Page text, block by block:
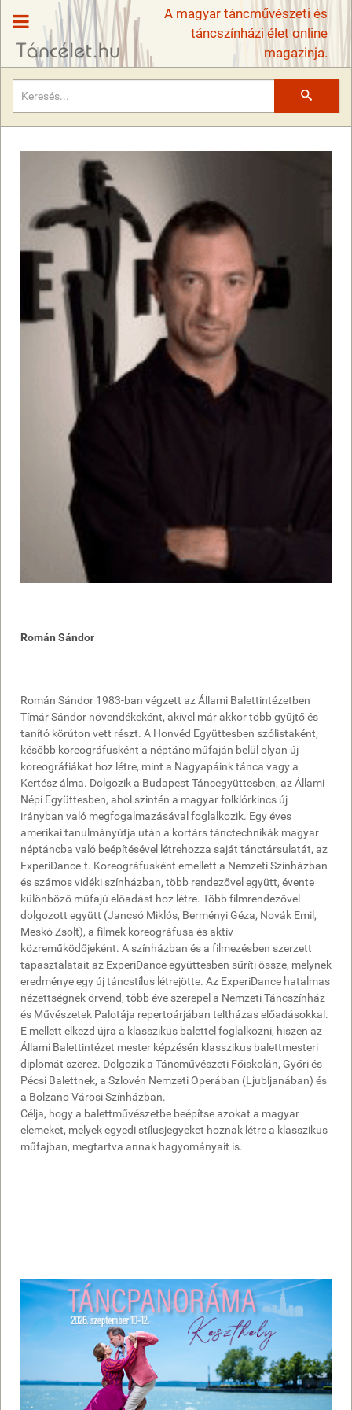
A magyar táncművészeti és
táncszínházi élet online
magazinja.
Román Sándor
Román Sándor 1983-ban végzett az Állami Balettintézetben
Tímár Sándor növendékeként, akivel már akkor több gyűjtő és
tanító körúton vett részt. A Honvéd Együttesben szólistaként,
később koreográfusként a néptánc műfaján belül olyan új
koreográfiákat hoz létre, mint a Nagyapáink tánca vagy a
Kertész álma. Dolgozik a Budapest Táncegyüttesben, az Állami
Népi Együttesben, ahol szintén a magyar folklórkincs új
irányban való megfogalmazásával foglalkozik. Egy éves
amerikai tanulmányútja után a kortárs tánctechnikák magyar
néptáncba való beépítésével létrehozza saját tánctársulatát, az
ExperiDance-t. Koreográfusként emellett a Nemzeti Színházban
és számos vidéki színházban, több rendezővel együtt, évente
különböző műfajú előadást hoz létre. Több filmrendezővel
dolgozott együtt (Jancsó Miklós, Berményi Géza, Novák Emil,
Meskó Zsolt), a filmek koreográfusa és aktív
közreműködőjeként. A színházban és a filmezésben szerzett
tapasztalatait az ExperiDance együttesben sűríti össze, melynek
eredménye egy új táncstílus létrejötte. Az ExperiDance hatalmas
nézettségnek örvend, több éve szerepel a Nemzeti Táncszínház
és Művészetek Palotája repertoárjában teltházas előadásokkal.
E mellett elkezd újra a klasszikus balettel foglalkozni, hiszen az
Állami Balettintézet mester képzésén klasszikus balettmesteri
diplomát szerez. Dolgozik a Táncművészeti Főiskolán, Győri és
Pécsi Balettnek, a Szlovén Nemzeti Operában (Ljubljanában) és
a Bolzano Városi Színházban.
Célja, hogy a balettművészetbe beépítse azokat a magyar
elemeket, melyek egyedi stílusjegyeket hoznak létre a klasszikus
műfajban, megtartva annak hagyományait is.